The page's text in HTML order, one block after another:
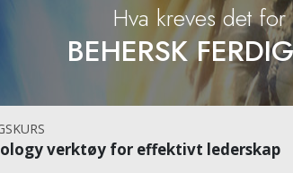
Hva kreves det
BEHERSK
verktøy for effektivt lederskap